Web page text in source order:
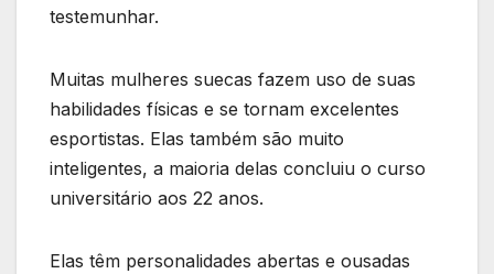
testemunhar.
Muitas mulheres suecas fazem uso de suas
habilidades físicas e se tornam excelentes
esportistas. Elas também são muito
inteligentes, a maioria delas concluiu o curso
universitário aos 22 anos.
Elas têm personalidades abertas e ousadas